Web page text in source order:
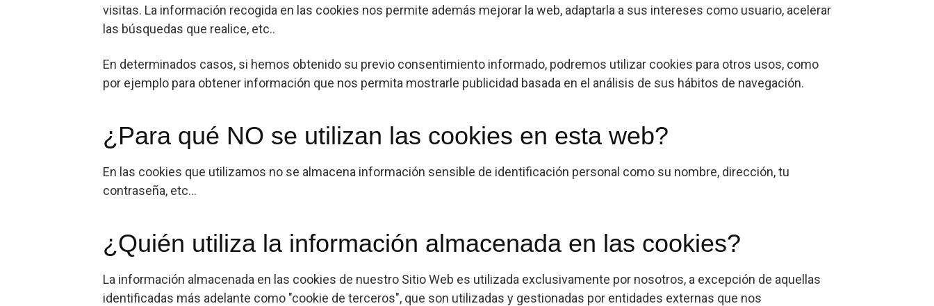
visitas. La información recogida en las cookies nos permite además mejorar la web, adaptarla a sus intereses como usuario, acelerar
las búsquedas que realice, etc..
En determinados casos, si hemos obtenido su previo consentimiento informado, podremos utilizar cookies para otros usos, como
por ejemplo para obtener información que nos permita mostrarle publicidad basada en el análisis de sus hábitos de navegación.
¿Para qué NO se utilizan las cookies en esta web?
En las cookies que utilizamos no se almacena información sensible de identificación personal como su nombre, dirección, tu
contraseña, etc...
¿Quién utiliza la información almacenada en las cookies?
La información almacenada en las cookies de nuestro Sitio Web es utilizada exclusivamente por nosotros, a excepción de aquellas
identificadas más adelante como "cookie de terceros", que son utilizadas y gestionadas por entidades externas que nos